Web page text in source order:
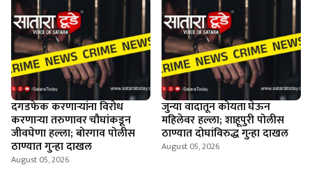
दगडफेक करणार्‍यांना विरोध
करणार्‍या तरुणावर चौघांकडून
जीवघेणा हल्ला; बोरगाव पोलीस
ठाण्यात गुन्हा दाखल
August 05, 2026
जुन्या वादातून कोयता घेऊन
महिलेवर हल्ला; शाहूपुरी पोलीस
ठाण्यात दोघांविरुद्ध गुन्हा दाखल
August 05, 2026